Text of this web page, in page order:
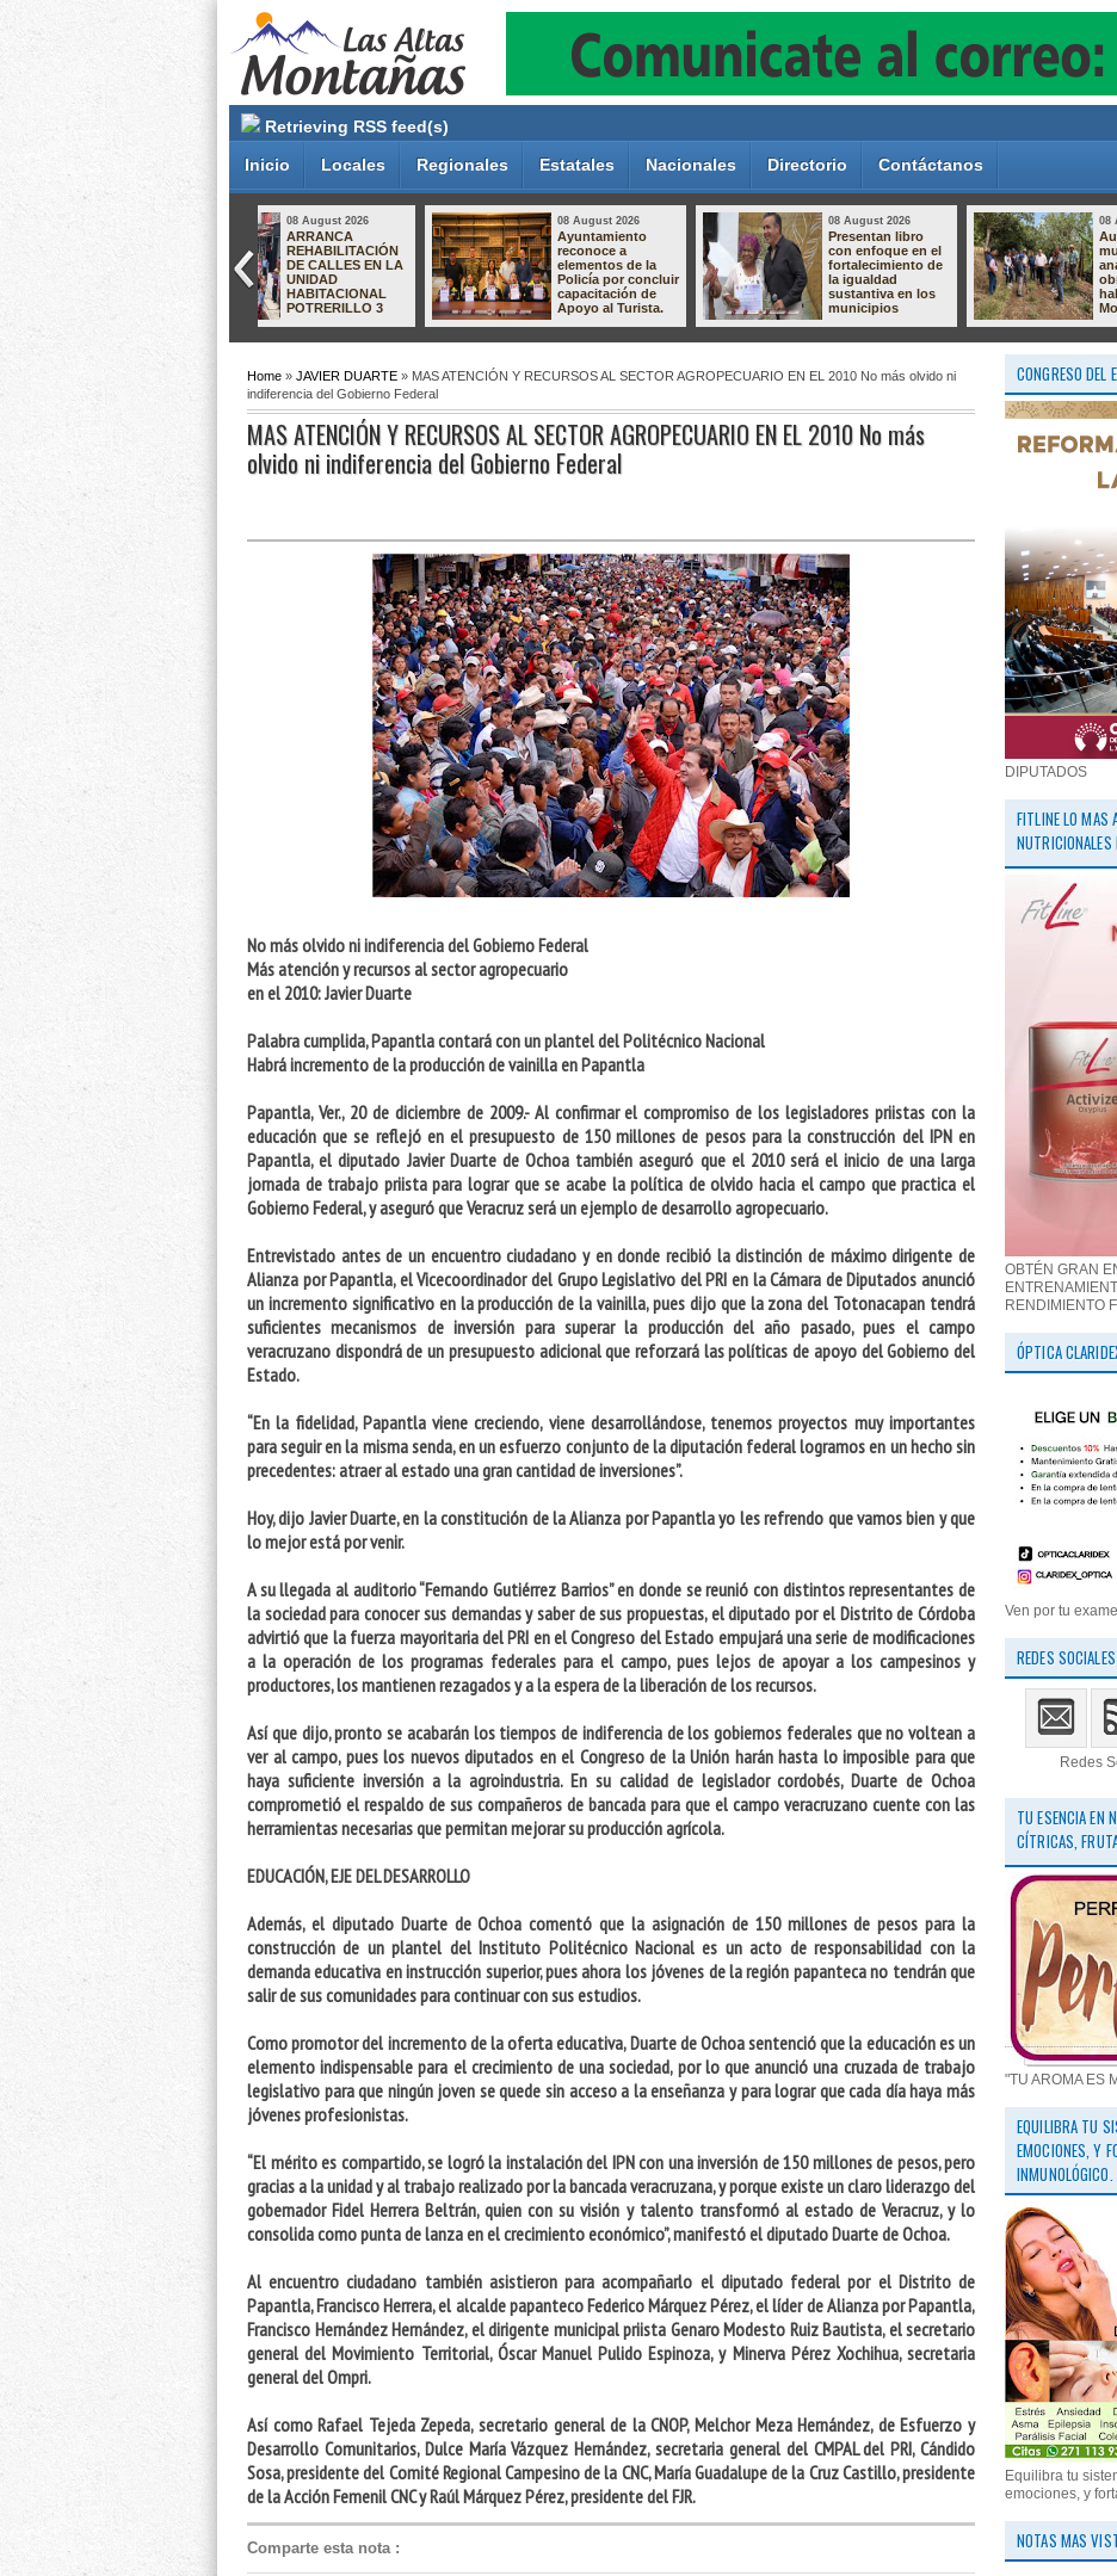
Retrieving RSS feed(s)
Inicio Locales Regionales Estatales Nacionales Directorio Contáctanos
DE CALLES EN LA
08 August 2026
Ayuntamiento
reconoce a
elementos de la
Policía por concluir
capacitación de
Apoyo al Turista.
08 August 2026
Presentan libro
con enfoque en el
fortalecimiento de
la igualdad
sustantiva en los
municipios
08 August 2026
Autoridades
municipales
analizan próxima
obra con
habitantes de
Monte Blanco.
Home » JAVIER DUARTE » MAS ATENCIÓN Y RECURSOS AL SECTOR AGROPECUARIO EN EL 2010‏ No más olvido ni
indiferencia del Gobierno Federal
MAS ATENCIÓN Y RECURSOS AL SECTOR AGROPECUARIO EN EL 2010‏ No más
olvido ni indiferencia del Gobierno Federal
No más olvido ni indiferencia del Gobierno Federal
Más atención y recursos al sector agropecuario
en el 2010: Javier Duarte
Palabra cumplida, Papantla contará con un plantel del Politécnico Nacional
Habrá incremento de la producción de vainilla en Papantla
Papantla, Ver., 20 de diciembre de 2009.- Al confirmar el compromiso de los legisladores priistas con la
educación que se reflejó en el presupuesto de 150 millones de pesos para la construcción del IPN en
Papantla, el diputado Javier Duarte de Ochoa también aseguró que el 2010 será el inicio de una larga
jornada de trabajo priista para lograr que se acabe la política de olvido hacia el campo que practica el
Gobierno Federal, y aseguró que Veracruz será un ejemplo de desarrollo agropecuario.
Entrevistado antes de un encuentro ciudadano y en donde recibió la distinción de máximo dirigente de
Alianza por Papantla, el Vicecoordinador del Grupo Legislativo del PRI en la Cámara de Diputados anunció
un incremento significativo en la producción de la vainilla, pues dijo que la zona del Totonacapan tendrá
suficientes mecanismos de inversión para superar la producción del año pasado, pues el campo
veracruzano dispondrá de un presupuesto adicional que reforzará las políticas de apoyo del Gobierno del
Estado.
“En la fidelidad, Papantla viene creciendo, viene desarrollándose, tenemos proyectos muy importantes
para seguir en la misma senda, en un esfuerzo conjunto de la diputación federal logramos en un hecho sin
precedentes: atraer al estado una gran cantidad de inversiones”.
Hoy, dijo Javier Duarte, en la constitución de la Alianza por Papantla yo les refrendo que vamos bien y que
lo mejor está por venir.
A su llegada al auditorio “Fernando Gutiérrez Barrios” en donde se reunió con distintos representantes de
la sociedad para conocer sus demandas y saber de sus propuestas, el diputado por el Distrito de Córdoba
advirtió que la fuerza mayoritaria del PRI en el Congreso del Estado empujará una serie de modificaciones
a la operación de los programas federales para el campo, pues lejos de apoyar a los campesinos y
productores, los mantienen rezagados y a la espera de la liberación de los recursos.
Así que dijo, pronto se acabarán los tiempos de indiferencia de los gobiernos federales que no voltean a
ver al campo, pues los nuevos diputados en el Congreso de la Unión harán hasta lo imposible para que
haya suficiente inversión a la agroindustria. En su calidad de legislador cordobés, Duarte de Ochoa
comprometió el respaldo de sus compañeros de bancada para que el campo veracruzano cuente con las
herramientas necesarias que permitan mejorar su producción agrícola.
EDUCACIÓN, EJE DEL DESARROLLO
Además, el diputado Duarte de Ochoa comentó que la asignación de 150 millones de pesos para la
construcción de un plantel del Instituto Politécnico Nacional es un acto de responsabilidad con la
demanda educativa en instrucción superior, pues ahora los jóvenes de la región papanteca no tendrán que
salir de sus comunidades para continuar con sus estudios.
Como promotor del incremento de la oferta educativa, Duarte de Ochoa sentenció que la educación es un
elemento indispensable para el crecimiento de una sociedad, por lo que anunció una cruzada de trabajo
legislativo para que ningún joven se quede sin acceso a la enseñanza y para lograr que cada día haya más
jóvenes profesionistas.
“El mérito es compartido, se logró la instalación del IPN con una inversión de 150 millones de pesos, pero
gracias a la unidad y al trabajo realizado por la bancada veracruzana, y porque existe un claro liderazgo del
gobernador Fidel Herrera Beltrán, quien con su visión y talento transformó al estado de Veracruz, y lo
consolida como punta de lanza en el crecimiento económico”, manifestó el diputado Duarte de Ochoa.
Al encuentro ciudadano también asistieron para acompañarlo el diputado federal por el Distrito de
Papantla, Francisco Herrera, el alcalde papanteco Federico Márquez Pérez, el líder de Alianza por Papantla,
Francisco Hernández Hernández, el dirigente municipal priista Genaro Modesto Ruiz Bautista, el secretario
general del Movimiento Territorial, Óscar Manuel Pulido Espinoza, y Minerva Pérez Xochihua, secretaria
general del Ompri.
Así como Rafael Tejeda Zepeda, secretario general de la CNOP, Melchor Meza Hernández, de Esfuerzo y
Desarrollo Comunitarios, Dulce María Vázquez Hernández, secretaria general del CMPAL del PRI, Cándido
Sosa, presidente del Comité Regional Campesino de la CNC, María Guadalupe de la Cruz Castillo, presidente
de la Acción Femenil CNC y Raúl Márquez Pérez, presidente del FJR.
Comparte esta nota:
CONGRESO DEL
DIPUTADOS
FITLINE LO MAS
OBTÉN GRAN
RENDIMIENTO
ÓPTICA
Ven por tu
REDES SOCIALES
Redes
TU ESENCIA EN
CÍTRICAS,
"TU AROMA ES
EQUILIBRA TU
EMOCIONES, Y
INMUNOLÓGICO.
Equilibra tu
emociones, y
NOTAS MAS